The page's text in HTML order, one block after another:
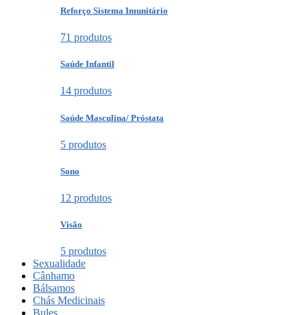
Reforço Sistema Imunitário
71 produtos
Saúde Infantil
14 produtos
Saúde Masculina/ Próstata
5 produtos
Sono
12 produtos
Visão
5 produtos
Sexualidade
Cânhamo
Bálsamos
Chás Medicinais